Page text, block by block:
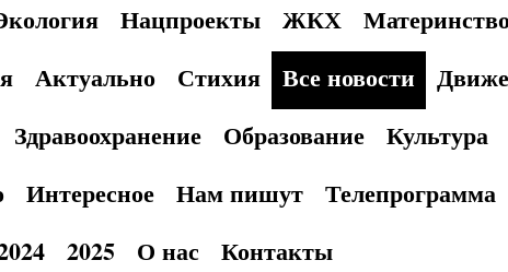
Нацпроекты ЖКХ
Актуально Стихия Все новости
Здравоохранение Образование Культура
Интересное Нам пишут Телепрограмма
2025 О нас Контакты